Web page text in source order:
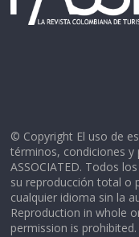
© Copyright El uso de
términos, condiciones y
ASSOCIATED. Todos
su reproducción total o
cualquier idioma sin la
Reproduction in whole
permission is